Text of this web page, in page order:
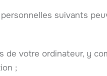
suivants
de votre ordinateur, y
;